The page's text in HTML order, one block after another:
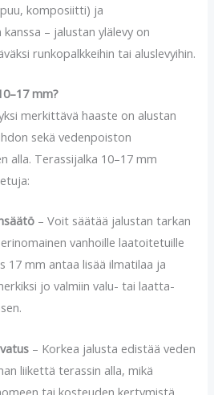
komposiitti) ja
– jalustan ylälevy on
runkopalkkeihin tai aluslevyihin.
mm?
merkittävä haaste on alustan
sekä vedenpoiston
alla. Terassijalka 10–17 mm
– Voit säätää jalustan tarkan
vanhoille laatoitetuille
17 mm antaa lisää ilmatilaa ja
jo valmiin valu- tai laatta-
– Korkea jalusta edistää veden
liikettä terassin alla, mikä
tai kosteuden kertymistä